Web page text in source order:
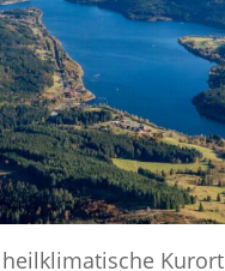
Kurort